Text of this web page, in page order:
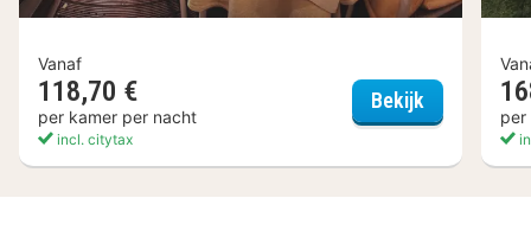
Vanaf
118,70 €
per kamer per nacht
incl. citytax
Bekijk Gästehaus
per